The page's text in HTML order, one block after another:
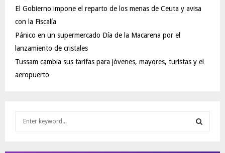
El Gobierno impone el reparto de los menas de Ceuta y avisa
con la Fiscalía
Pánico en un supermercado Día de la Macarena por el
lanzamiento de cristales
Tussam cambia sus tarifas para jóvenes, mayores, turistas y el
aeropuerto